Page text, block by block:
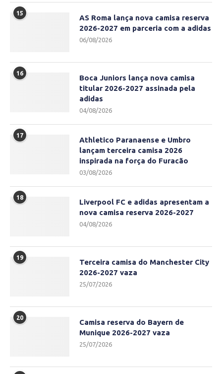
15
AS Roma lança nova camisa reserva
2026-2027 em parceria com a adidas
06/08/2026
16
Boca Juniors lança nova camisa
titular 2026-2027 assinada pela
adidas
04/08/2026
17
Athletico Paranaense e Umbro
lançam terceira camisa 2026
inspirada na força do Furacão
03/08/2026
18
Liverpool FC e adidas apresentam a
nova camisa reserva 2026-2027
04/08/2026
19
Terceira camisa do Manchester City
2026-2027 vaza
25/07/2026
20
Camisa reserva do Bayern de
Munique 2026-2027 vaza
25/07/2026